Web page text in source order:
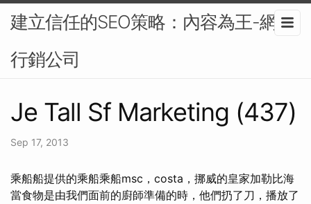
建立信任的SEO策略：內容為王-網路
行銷公司
Je Tall Sf Marketing (437)
Sep 17, 2013
乘船船提供的乘船乘船msc，costa，挪威的皇家加勒比海
當食物是由我們面前的廚師準備的時，他們扔了刀，播放了